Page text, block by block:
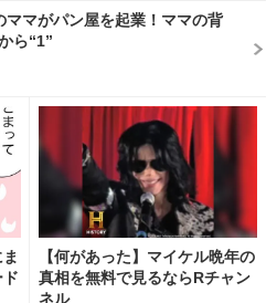
ママがパン屋を起業！ママの背
ら“1”
【何があった】マイケル晩年の
真相を無料で見るならRチャン
ネル